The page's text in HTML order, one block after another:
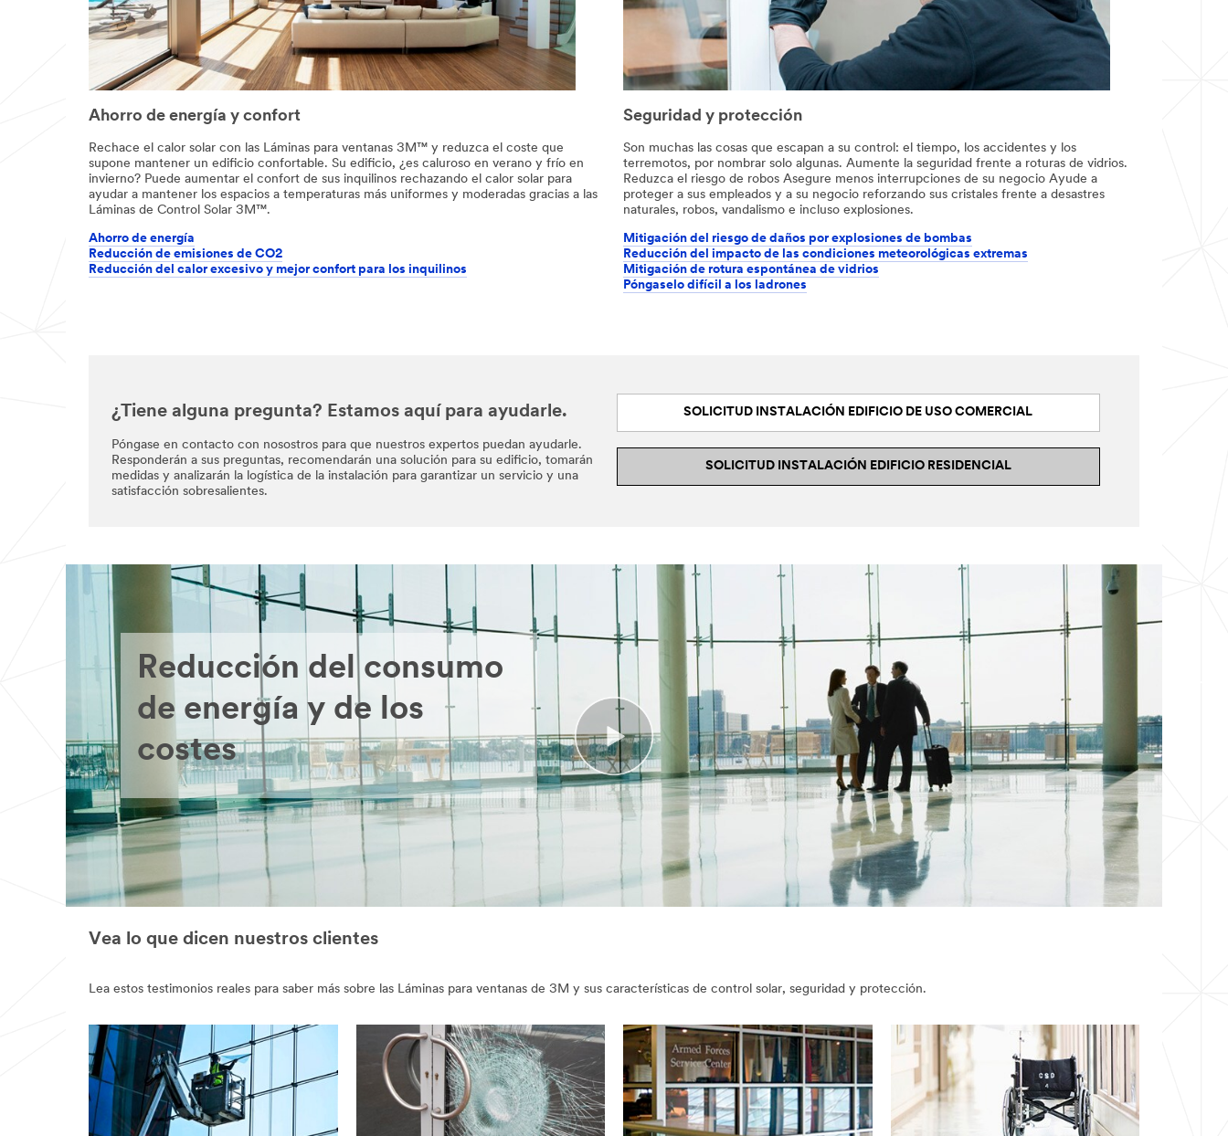
Ahorro de energía y confort
Rechace el calor solar con las Láminas para ventanas 3M™ y reduzca el coste que
supone mantener un edificio confortable. Su edificio, ¿es caluroso en verano y frío en
invierno? Puede aumentar el confort de sus inquilinos rechazando el calor solar para
ayudar a mantener los espacios a temperaturas más uniformes y moderadas gracias a las
Láminas de Control Solar 3M™.
Ahorro de energía
Reducción de emisiones de CO2
Reducción del calor excesivo y mejor confort para los inquilinos
Seguridad y protección
Son muchas las cosas que escapan a su control: el tiempo, los accidentes y los
terremotos, por nombrar solo algunas. Aumente la seguridad frente a roturas de vidrios.
Reduzca el riesgo de robos Asegure menos interrupciones de su negocio Ayude a
proteger a sus empleados y a su negocio reforzando sus cristales frente a desastres
naturales, robos, vandalismo e incluso explosiones.
Mitigación del riesgo de daños por explosiones de bombas
Reducción del impacto de las condiciones meteorológicas extremas
Mitigación de rotura espontánea de vidrios
Póngaselo difícil a los ladrones
¿Tiene alguna pregunta? Estamos aquí para ayudarle.
Póngase en contacto con nosostros para que nuestros expertos puedan ayudarle.
Responderán a sus preguntas, recomendarán una solución para su edificio, tomarán
medidas y analizarán la logística de la instalación para garantizar un servicio y una
satisfacción sobresalientes.
SOLICITUD INSTALACIÓN EDIFICIO DE USO COMERCIAL
SOLICITUD INSTALACIÓN EDIFICIO RESIDENCIAL
Reducción del consumo
de energía y de los
costes
Vea lo que dicen nuestros clientes
Lea estos testimonios reales para saber más sobre las Láminas para ventanas de 3M y sus características de control solar, seguridad y protección.